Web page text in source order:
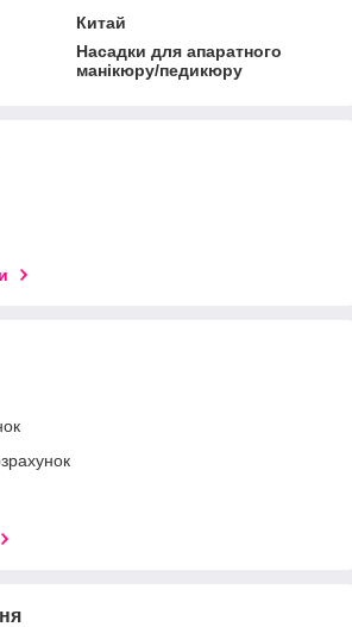
Китай
Насадки для апаратного
манікюру/педикюру